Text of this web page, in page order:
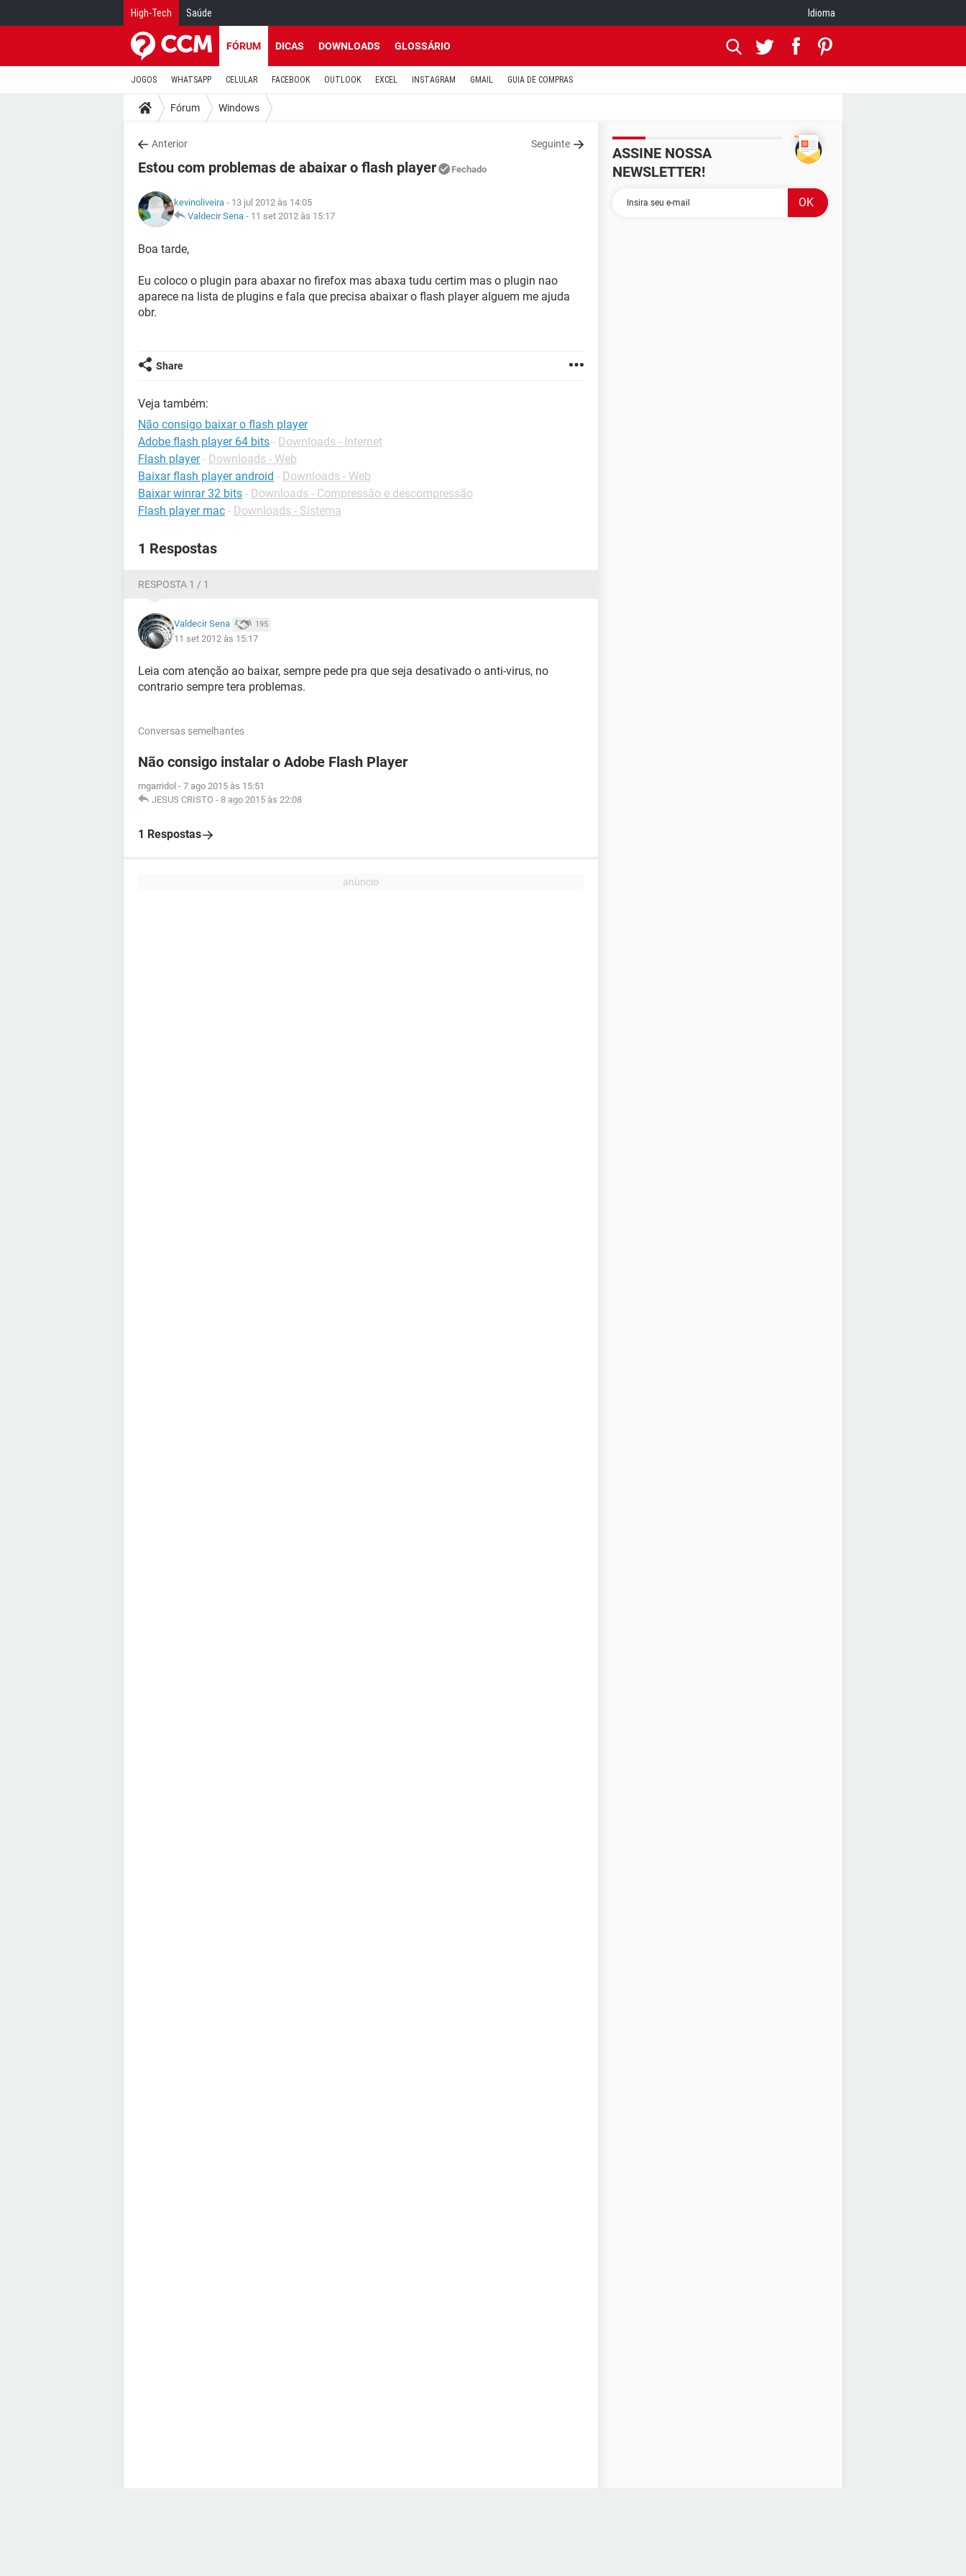
High-Tech Saúde Idioma
FÓRUM DICAS DOWNLOADS GLOSSÁRIO
JOGOS WHATSAPP CELULAR FACEBOOK OUTLOOK EXCEL INSTAGRAM GMAIL GUIA DE COMPRAS
Fórum Windows
Anterior Seguinte
Estou com problemas de abaixar o flash player Fechado
kevinoliveira - 13 jul 2012 às 14:05
Valdecir Sena - 11 set 2012 às 15:17
Boa tarde,
Eu coloco o plugin para abaxar no firefox mas abaxa tudu certim mas o plugin nao
aparece na lista de plugins e fala que precisa abaixar o flash player alguem me ajuda
obr.
Share
Veja também:
Não consigo baixar o flash player
Adobe flash player 64 bits - Downloads - Internet
Flash player - Downloads - Web
Baixar flash player android - Downloads - Web
Baixar winrar 32 bits - Downloads - Compressão e descompressão
Flash player mac - Downloads - Sistema
1 Respostas
RESPOSTA 1 / 1
Valdecir Sena 195
11 set 2012 às 15:17
Leia com atenção ao baixar, sempre pede pra que seja desativado o anti-virus, no
contrario sempre tera problemas.
Conversas semelhantes
Não consigo instalar o Adobe Flash Player
mgarridol - 7 ago 2015 às 15:51
JESUS CRISTO - 8 ago 2015 às 22:08
1 Respostas
ASSINE NOSSA
NEWSLETTER!